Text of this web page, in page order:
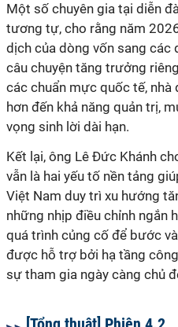
Một số chuyên gia tại diễn
tương tự, cho rằng năm
dịch của dòng vốn sang các
câu chuyện tăng trưởng
các chuẩn mực quốc tế, nhà
hơn đến khả năng quản trị,
vọng sinh lời dài hạn.
Kết lại, ông Lê Đức Khánh
vẫn là hai yếu tố nền tảng
Việt Nam duy trì xu hướng
những nhịp điều chỉnh ngắn
quá trình củng cố để bước
được hỗ trợ bởi hạ tầng
sự tham gia ngày càng chủ